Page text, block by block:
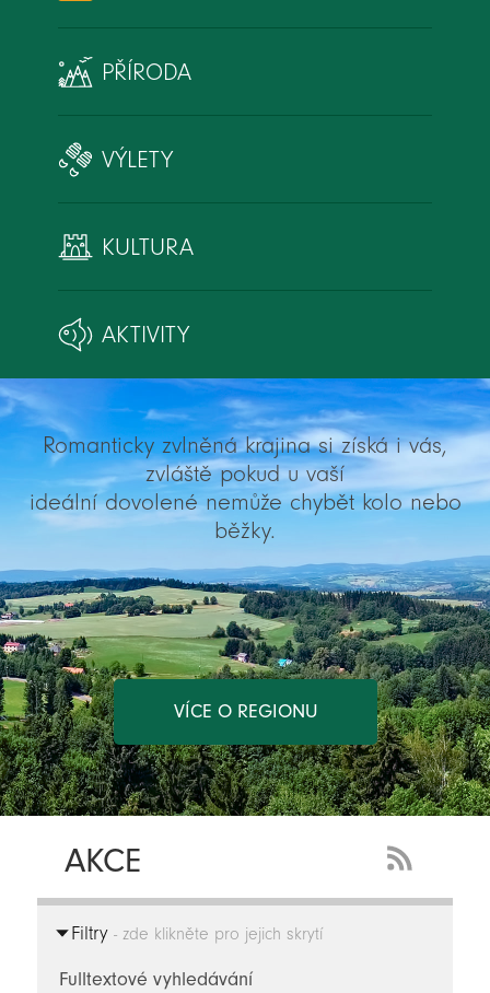
PŘÍRODA
VÝLETY
KULTURA
AKTIVITY
Romanticky zvlněná krajina si získá i vás,
zvláště pokud u vaší
ideální dovolené nemůže chybět kolo nebo
běžky.
VÍCE O REGIONU
AKCE
Feed
Filtry- zde klikněte pro jejich skrytí
Fulltextové vyhledávání